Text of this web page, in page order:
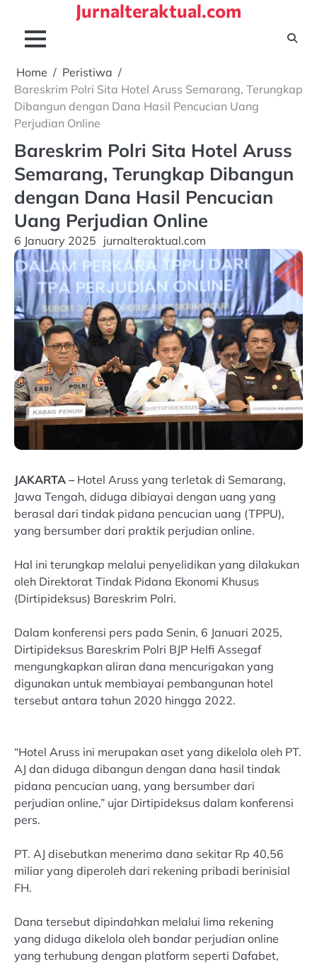
content
Jurnalteraktual.com
Home
Peristiwa
Bareskrim Polri Sita Hotel Aruss Semarang, Terungkap
Dibangun dengan Dana Hasil Pencucian Uang
Perjudian Online
Bareskrim Polri Sita Hotel Aruss
Semarang, Terungkap Dibangun
dengan Dana Hasil Pencucian
Uang Perjudian Online
6 January 2025 jurnalteraktual.com
JAKARTA –Hotel Aruss yang terletak di Semarang,
Jawa Tengah, diduga dibiayai dengan uang yang
berasal dari tindak pidana pencucian uang (TPPU),
yang bersumber dari praktik perjudian online.
Hal ini terungkap melalui penyelidikan yang dilakukan
oleh Direktorat Tindak Pidana Ekonomi Khusus
(Dirtipideksus) Bareskrim Polri.
Dalam konferensi pers pada Senin, 6 Januari 2025,
Dirtipideksus Bareskrim Polri BJP Helfi Assegaf
mengungkapkan aliran dana mencurigakan yang
digunakan untuk membiayai pembangunan hotel
tersebut antara tahun 2020 hingga 2022.
“Hotel Aruss ini merupakan aset yang dikelola oleh PT.
AJ dan diduga dibangun dengan dana hasil tindak
pidana pencucian uang, yang bersumber dari
perjudian online,” ujar Dirtipideksus dalam konferensi
pers.
PT. AJ disebutkan menerima dana sekitar Rp 40,56
miliar yang diperoleh dari rekening pribadi berinisial
FH.
Dana tersebut dipindahkan melalui lima rekening
yang diduga dikelola oleh bandar perjudian online
yang terhubung dengan platform seperti Dafabet,